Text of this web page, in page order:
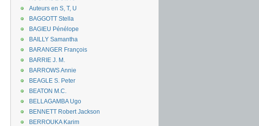
Auteurs en S, T, U
BAGGOTT Stella
BAGIEU Pénélope
BAILLY Samantha
BARANGER François
BARRIE J. M.
BARROWS Annie
BEAGLE S. Peter
BEATON M.C.
BELLAGAMBA Ugo
BENNETT Robert Jackson
BERROUKA Karim